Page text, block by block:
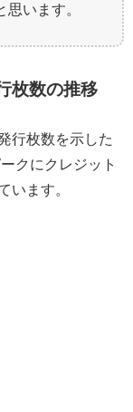
います。
枚数の推移
行枚数を示した
クにクレジット
います。